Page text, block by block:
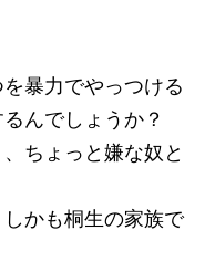
暴力でやっつける
んでしょうか？
ちょっと嫌な奴と
かも桐生の家族で